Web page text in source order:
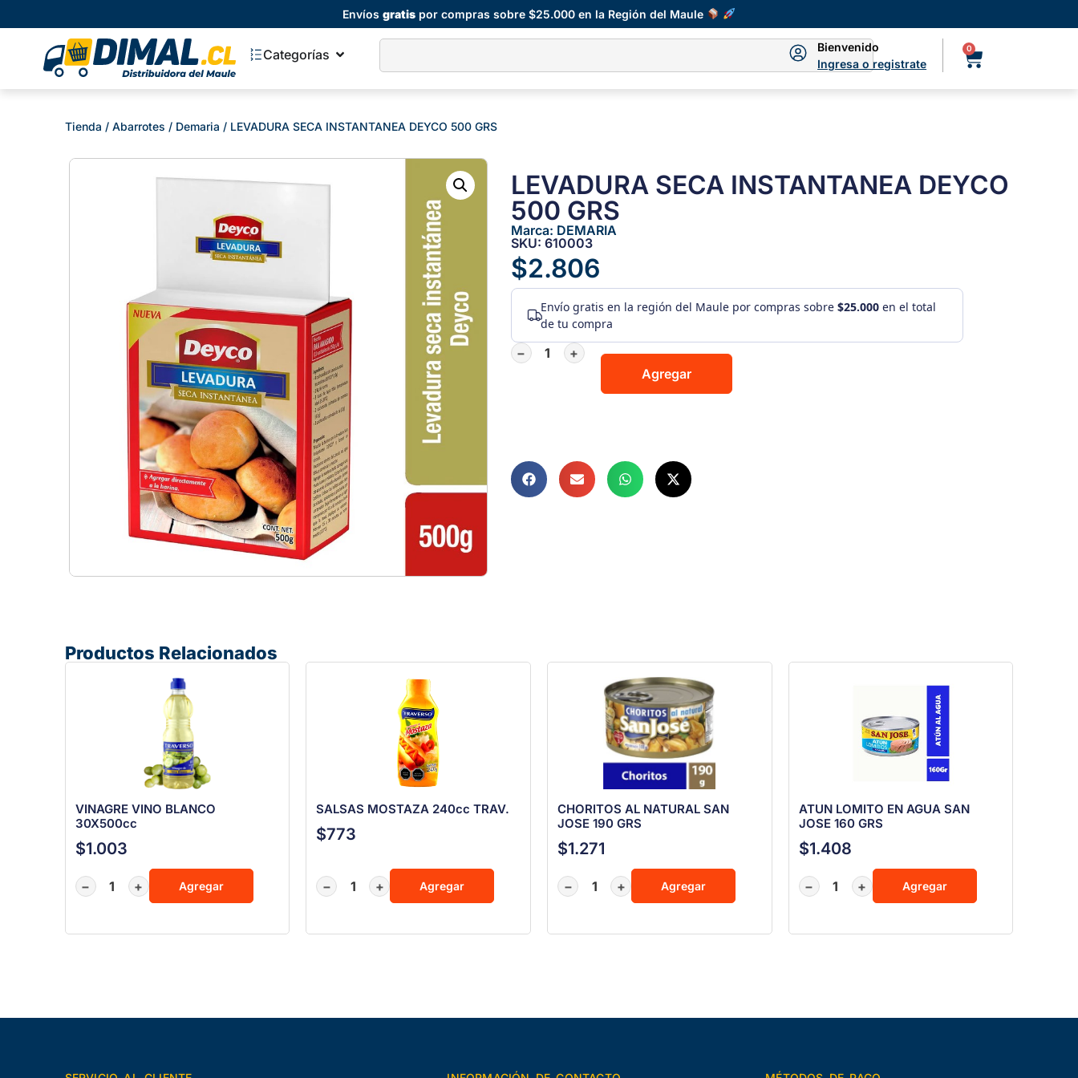
Envíosgratis por compras sobre $25.000 en la Región del Maule
Categorías
Bienvenido
Ingresa o registrate
0
Tienda / Abarrotes / Demaria / LEVADURA SECA INSTANTANEA DEYCO 500 GRS
LEVADURA SECA INSTANTANEA DEYCO
500 GRS
Marca: DEMARIA
SKU: 610003
$2.806
Envío gratis en la región del Maule por compras sobre $25.000en el total
de tu compra
−
+
Agregar
Productos Relacionados
VINAGRE VINO BLANCO
30X500cc
$1.003
− + Agregar
SALSAS MOSTAZA 240cc TRAV.
$773
− + Agregar
CHORITOS AL NATURAL SAN
JOSE 190 GRS
$1.271
− + Agregar
ATUN LOMITO EN AGUA SAN
JOSE 160 GRS
$1.408
− + Agregar